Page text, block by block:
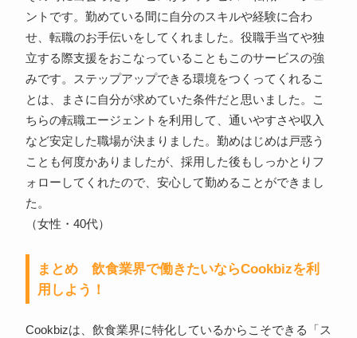
ントです。勤めている間に自分のスキルや経験に合わ
せ、転職のお手伝いをしてくれました。役職手当てや独
立する際支援をおこなっていることもこのサービスの強
みです。ステップアップできる環境をつくってくれるこ
とは、まさに自分が求めていた条件だと思いました。こ
ちらの転職エージェントを利用して、通いやすさや収入
など安定した職場が決まりました。勤めはじめは戸惑う
ことも何度かありましたが、採用した後もしっかとりフ
ォローしてくれたので、安心して勤めることができまし
た。
（女性・40代）
まとめ 飲食業界で働きたいならCookbizを利
用しよう！
Cookbizは、飲食業界に特化しているからこそできる「ス